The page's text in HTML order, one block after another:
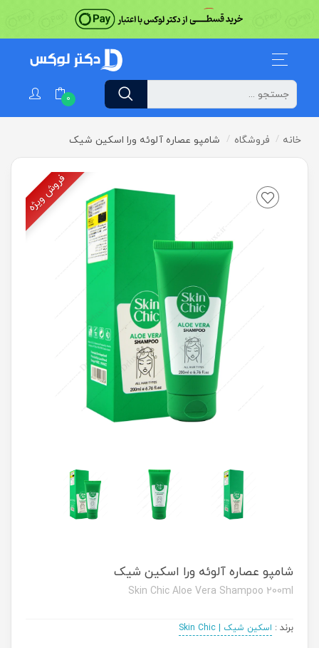
0
خانه فروشگاه شامپو عصاره آلوئه ورا اسکین شیک
فروش ویژه
شامپو عصاره آلوئه ورا اسکین شیک
Skin Chic Aloe Vera Shampoo 200ml
برند : اسکین شیک | Skin Chic